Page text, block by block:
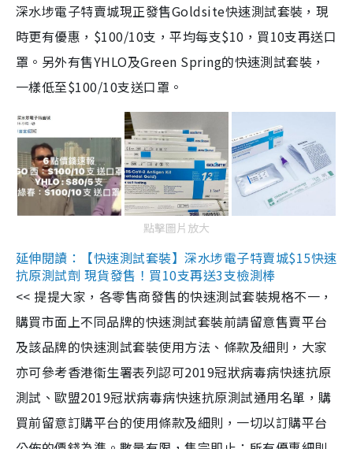
深水埗電子特賣城現正發售Goldsite快速測試套裝，現
時更有優惠，$100/10支，平均每支$10，買10支再送口
罩。另外有售YHLO及Green Spring的快速測試套裝，
一樣低至$100/10支送口罩。
點擊圖片放大
延伸閱讀：【快速測試套裝】深水埗電子特賣城$15快速
抗原測試劑 現貨發售！買10支再送3支檢測棒
<< 提提大家，各零售商發售的快速測試套裝規格不一，
購買市面上不同品牌的快速測試套裝前請留意售賣平台
及該品牌的快速測試套裝使用方法、條款及細則，大家
亦可參考香港衞生署表列認可2019冠狀病毒病快速抗原
測試、歐盟2019冠狀病毒病快速抗原測試通用名單，購
買前留意訂購平台的使用條款及細則，一切以訂購平台